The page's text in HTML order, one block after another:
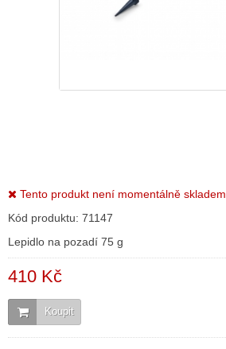
Tento produkt není momentálně skladem
Kód produktu: 71147
Lepidlo na pozadí 75 g
410 Kč
Koupit